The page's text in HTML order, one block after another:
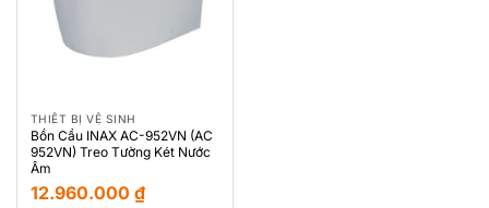
THIẾT BỊ VỆ SINH
Bồn Cầu INAX AC-952VN (AC
952VN) Treo Tường Két Nước
Âm
12.960.000 ₫